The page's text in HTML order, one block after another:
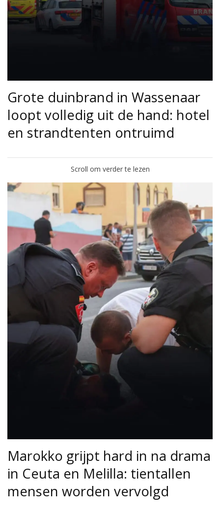
Grote duinbrand in Wassenaar
loopt volledig uit de hand: hotel
en strandtenten ontruimd
Scroll om verder te lezen
Marokko grijpt hard in na drama
in Ceuta en Melilla: tientallen
mensen worden vervolgd